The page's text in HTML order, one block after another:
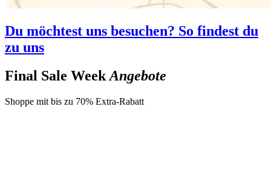
Du möchtest uns besuchen? So findest du
zu uns
Final Sale Week Angebote
Shoppe mit bis zu 70% Extra-Rabatt